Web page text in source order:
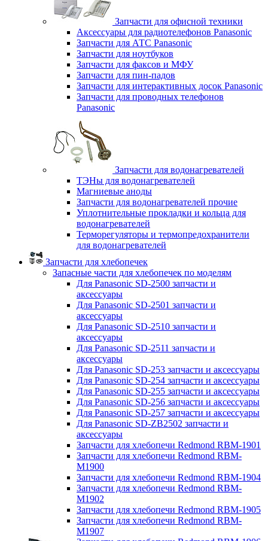
Запчасти для офисной техники
Аксессуары для радиотелефонов Panasonic
Запчасти для АТС Panasonic
Запчасти для ноутбуков
Запчасти для факсов и МФУ
Запчасти для пин-падов
Запчасти для интерактивных досок Panasonic
Запчасти для проводных телефонов
Panasonic
Запчасти для водонагревателей
ТЭНы для водонагревателей
Магниевые аноды
Запчасти для водонагревателей прочие
Уплотнительные прокладки и кольца для
водонагревателей
Терморегуляторы и термопредохранители
для водонагревателей
Запчасти для хлебопечек
Запасные части для хлебопечек по моделям
Для Panasonic SD-2500 запчасти и
аксессуары
Для Panasonic SD-2501 запчасти и
аксессуары
Для Panasonic SD-2510 запчасти и
аксессуары
Для Panasonic SD-2511 запчасти и
аксессуары
Для Panasonic SD-253 запчасти и аксессуары
Для Panasonic SD-254 запчасти и аксессуары
Для Panasonic SD-255 запчасти и аксессуары
Для Panasonic SD-256 запчасти и аксессуары
Для Panasonic SD-257 запчасти и аксессуары
Для Panasonic SD-ZB2502 запчасти и
аксессуары
Запчасти для хлебопечи Redmond RBM-1901
Запчасти для хлебопечи Redmond RBM-
M1900
Запчасти для хлебопечи Redmond RBM-1904
Запчасти для хлебопечи Redmond RBM-
M1902
Запчасти для хлебопечи Redmond RBM-1905
Запчасти для хлебопечи Redmond RBM-
M1907